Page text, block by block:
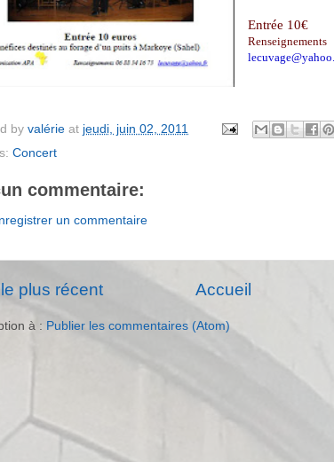
Entrée 10€
by valérie at jeudi, juin 02, 2011
Concert
commentaire:
un commentaire
plus récent Accueil
à : Publier les commentaires (Atom)